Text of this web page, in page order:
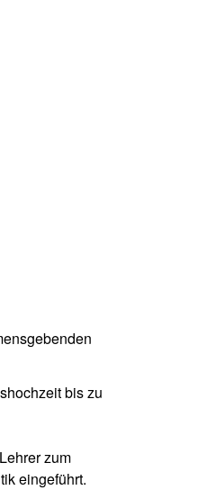
bis zu
zum
eingeführt.